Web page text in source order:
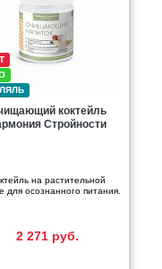
коктейль
Стройности
на растительной
для осознанного питания.
2 271 руб.